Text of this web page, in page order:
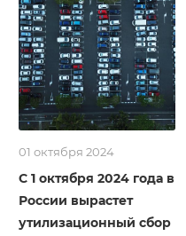
01 октября 2024
С 1 октября 2024 года в
России вырастет
утилизационный сбор